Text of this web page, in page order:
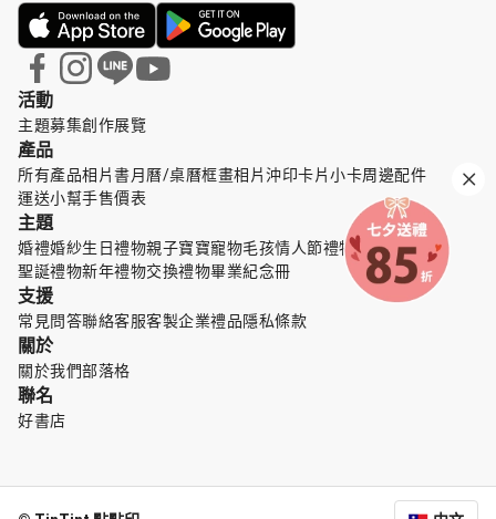
活動
主題募集創作展覽
產品
所有產品相片書月曆/桌曆框畫相片沖印卡片小卡周邊配件
運送小幫手售價表
主題
婚禮婚紗生日禮物親子寶寶寵物毛孩情人節禮物母親節禮物
聖誕禮物新年禮物交換禮物畢業紀念冊
支援
常見問答聯絡客服客製企業禮品隱私條款
關於
關於我們部落格
聯名
好書店